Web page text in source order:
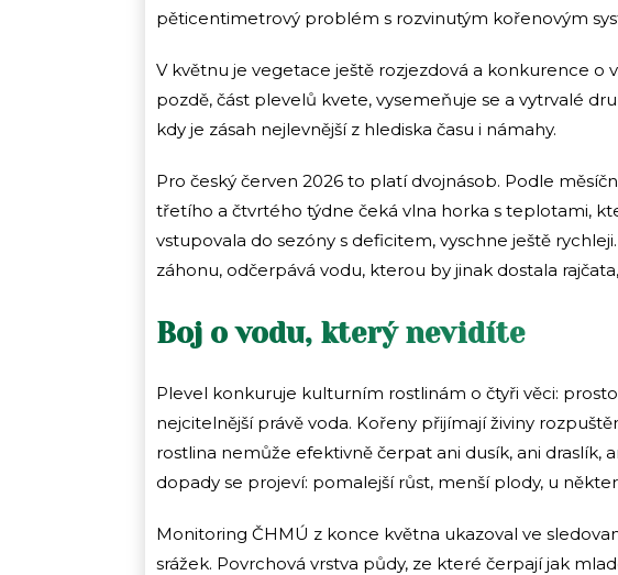
pěticentimetrový problém s rozvinutým kořenovým
V květnu je vegetace ještě rozjezdová a konkurence o
pozdě, část plevelů kvete, vysemeňuje se a vytrvalé
kdy je zásah nejlevnější z hlediska času i námahy.
Pro český červen 2026 to platí dvojnásob. Podle
třetího a čtvrtého týdne čeká vlna horka s teplotami,
vstupovala do sezóny s deficitem, vyschne ještě
záhonu, odčerpává vodu, kterou by jinak dostala
Boj o vodu, který nevidíte
Plevel konkuruje kulturním rostlinám o čtyři věci:
nejcitelnější právě voda. Kořeny přijímají živiny
rostlina nemůže efektivně čerpat ani dusík, ani draslík,
dopady se projeví: pomalejší růst, menší plody, u
Monitoring ČHMÚ z konce května ukazoval ve
srážek. Povrchová vrstva půdy, ze které čerpají jak